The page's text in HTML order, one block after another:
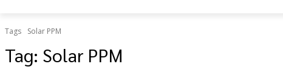
Tags Solar PPM
Tag: Solar PPM